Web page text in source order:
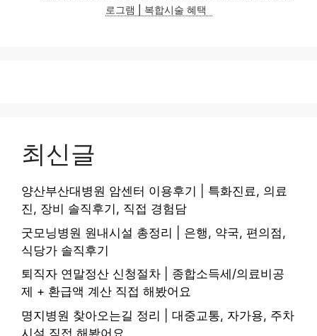
로그램 | 복합시술 혜택
최신글
양산부산대병원 암센터 이용후기 | 특화진료, 의료
진, 장비 솔직후기, 직접 경험담
굿모닝병원 원내시설 총정리 | 은행, 약국, 편의점,
식당가 솔직후기
퇴직자 연말정산 신청절차 | 종합소득세/의료비공
제 + 환급액 계산 직접 해봤어요
명지병원 찾아오는길 정리 | 대중교통, 자가용, 주차
시설 직접 해봤어요